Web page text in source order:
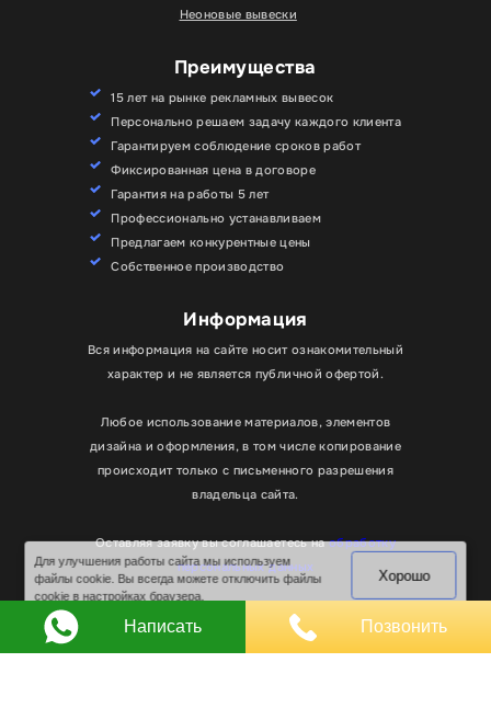
Неоновые вывески
Преимущества
15 лет на рынке рекламных вывесок
Персонально решаем задачу каждого клиента
Гарантируем соблюдение сроков работ
Фиксированная цена в договоре
Гарантия на работы 5 лет
Профессионально устанавливаем
Предлагаем конкурентные цены
Собственное производство
Информация
Вся информация на сайте носит ознакомительный
характер и не является публичной офертой.
Любое использование материалов, элементов
дизайна и оформления, в том числе копирование
происходит только с письменного разрешения
владельца сайта.
Оставляя заявку вы соглашаетесь наобработку
персональных данных
© RPKLUXEXPO 2025.
Для улучшения работы сайта мы используем
файлы cookie. Вы всегда можете отключить файлы
cookie в настройках браузера.
Написать Позвонить